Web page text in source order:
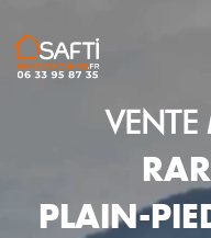
VENTE
PLAIN-